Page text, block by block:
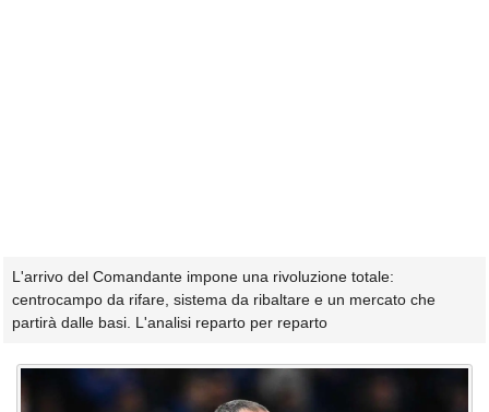
L'arrivo del Comandante impone una rivoluzione totale:
centrocampo da rifare, sistema da ribaltare e un mercato che
partirà dalle basi. L'analisi reparto per reparto